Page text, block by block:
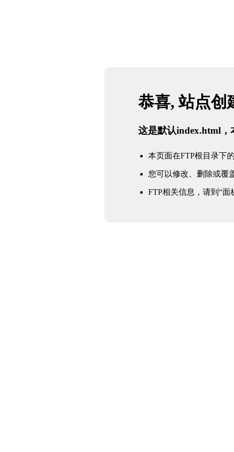
恭喜, 站点创
这是默认index.html，
本页面在FTP根目录下
您可以修改、删除或覆
FTP相关信息，请到“面